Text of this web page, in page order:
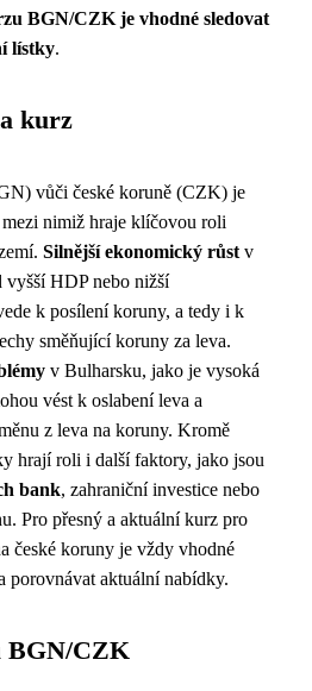
BGN/CZK je vhodné sledovat
lístky.
kurz
vůči české koruně (CZK) je
nimiž hraje klíčovou roli
Silnější ekonomický růst v
vyšší HDP nebo nižší
k posílení koruny, a tedy i k
směňující koruny za leva.
v Bulharsku, jako je vysoká
vést k oslabení leva a
z leva na koruny. Kromě
hrají roli i další faktory, jako jsou
bank, zahraniční investice nebo
Pro přesný a aktuální kurz pro
české koruny je vždy vhodné
porovnávat aktuální nabídky.
BGN/CZK